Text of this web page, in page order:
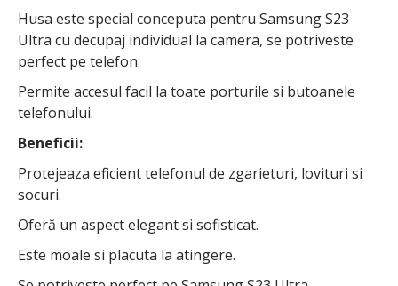
Husa este special conceputa pentru Samsung S23
Ultra cu decupaj individual la camera, se potriveste
perfect pe telefon.
Permite accesul facil la toate porturile si butoanele
telefonului.
Beneficii:
Protejeaza eficient telefonul de zgarieturi, lovituri si
socuri.
Oferă un aspect elegant si sofisticat.
Este moale si placuta la atingere.